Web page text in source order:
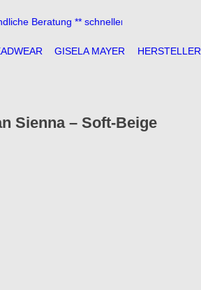
** schneller Versand **
GISELA MAYER HERSTELLER
Sienna – Soft-Beige